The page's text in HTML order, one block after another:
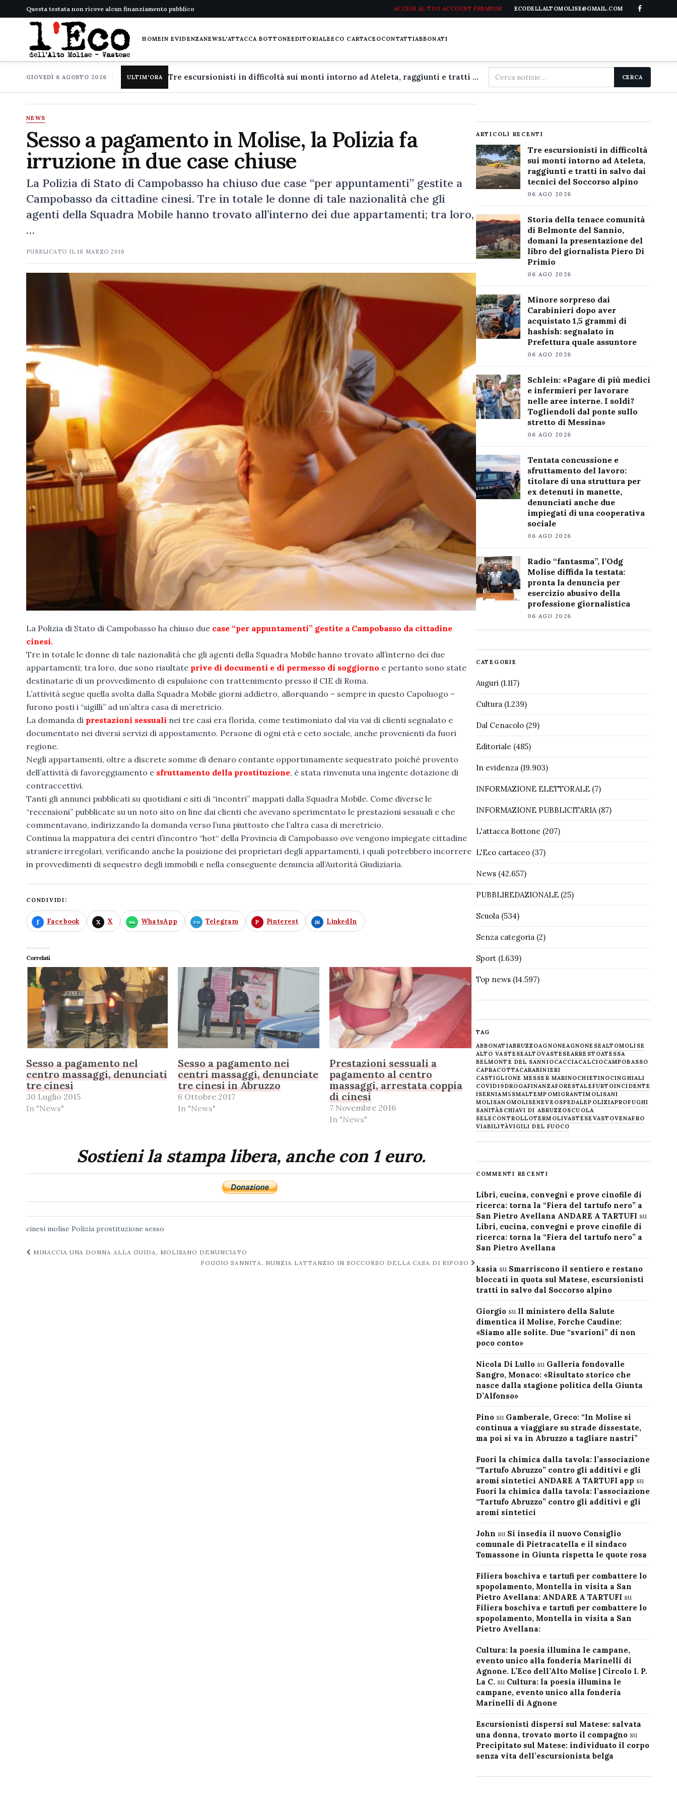
Questa testata non riceve alcun finanziamento pubblico ACCEDI AL TUO ACCOUNT PREMIUM ECODELLALTOMOLISE@GMAIL.COM
HOMEIN EVIDENZANEWSL'ATTACCA BOTTONEEDITORIALEECO CARTACEOCONTATTIABBONATI
GIOVEDÌ 6 AGOSTO 2026 ULTIM'ORA Tre escursionisti in difficoltà sui monti intorno ad Ateleta, raggiunti e tratti in salvo dai tecnici del Soccorso alpino
Cerca
nel
CERCA
NEWS
Sesso a pagamento in Molise, la Polizia fa
irruzione in due case chiuse
La Polizia di Stato di Campobasso ha chiuso due case “per appuntamenti” gestite a
Campobasso da cittadine cinesi. Tre in totale le donne di tale nazionalità che gli
agenti della Squadra Mobile hanno trovato all’interno dei due appartamenti; tra loro,
…
PUBBLICATO IL18 MARZO 2016
La Polizia di Stato di Campobasso ha chiuso due case “per appuntamenti” gestite a Campobasso da cittadine
cinesi.
Tre in totale le donne di tale nazionalità che gli agenti della Squadra Mobile hanno trovato all’interno dei due
appartamenti; tra loro, due sono risultate prive di documenti e di permesso di soggiorno e pertanto sono state
destinatarie di un provvedimento di espulsione con trattenimento presso il CIE di Roma.
L’attività segue quella svolta dalla Squadra Mobile giorni addietro, allorquando – sempre in questo Capoluogo –
furono posti i “sigilli” ad un’altra casa di meretricio.
La domanda di prestazioni sessuali nei tre casi era florida, come testimoniato dal via vai di clienti segnalato e
documentato nei diversi servizi di appostamento. Persone di ogni età e ceto sociale, anche provenienti da fuori
regione.
Negli appartamenti, oltre a discrete somme di denaro contante opportunamente sequestrato poiché provento
dell’attività di favoreggiamento e sfruttamento della prostituzione, è stata rinvenuta una ingente dotazione di
contraccettivi.
Tanti gli annunci pubblicati su quotidiani e siti di “incontri” mappati dalla Squadra Mobile. Come diverse le
“recensioni” pubblicate su un noto sito on line dai clienti che avevano sperimentato le prestazioni sessuali e che
commentavano, indirizzando la domanda verso l’una piuttosto che l’altra casa di meretricio.
Continua la mappatura dei centri d’incontro “hot“ della Provincia di Campobasso ove vengono impiegate cittadine
straniere irregolari, verificando anche la posizione dei proprietari degli appartamenti, i quali potrebbero incorrere
in provvedimenti di sequestro degli immobili e nella conseguente denuncia all’Autorità Giudiziaria.
CONDIVIDI:
Facebook X WhatsApp Telegram Pinterest LinkedIn
Correlati
Sesso a pagamento nel
centro massaggi, denunciati
tre cinesi
30 Luglio 2015
In "News"
Sesso a pagamento nei
centri massaggi, denunciate
tre cinesi in Abruzzo
6 Ottobre 2017
In "News"
Prestazioni sessuali a
pagamento al centro
massaggi, arrestata coppia
di cinesi
7 Novembre 2016
In "News"
Sostieni la stampa libera, anche con 1 euro.
cinesi molise Polizia prostituzione sesso
Navigazione
MINACCIA UNA DONNA ALLA GUIDA, MOLISANO DENUNCIATO
POGGIO SANNITA, NUNZIA LATTANZIO IN SOCCORSO DELLA CASA DI RIPOSO
ARTICOLI RECENTI
Tre escursionisti in difficoltà
sui monti intorno ad Ateleta,
raggiunti e tratti in salvo dai
tecnici del Soccorso alpino
06 AGO 2026
Storia della tenace comunità
di Belmonte del Sannio,
domani la presentazione del
libro del giornalista Piero Di
Primio
06 AGO 2026
Minore sorpreso dai
Carabinieri dopo aver
acquistato 1,5 grammi di
hashish: segnalato in
Prefettura quale assuntore
06 AGO 2026
Schlein: «Pagare di più medici
e infermieri per lavorare
nelle aree interne. I soldi?
Togliendoli dal ponte sullo
stretto di Messina»
06 AGO 2026
Tentata concussione e
sfruttamento del lavoro:
titolare di una struttura per
ex detenuti in manette,
denunciati anche due
impiegati di una cooperativa
sociale
06 AGO 2026
Radio “fantasma”, l’Odg
Molise diffida la testata:
pronta la denuncia per
esercizio abusivo della
professione giornalistica
06 AGO 2026
CATEGORIE
Auguri(1.117)
Cultura(1.239)
Dal Cenacolo(29)
Editoriale (485)
In evidenza(19.903)
INFORMAZIONE ELETTORALE(7)
INFORMAZIONE PUBBLICITARIA(87)
L'attacca Bottone (207)
L'Eco cartaceo(37)
News(42.657)
PUBBLIREDAZIONALE(25)
Scuola(534)
Senza categoria(2)
Sport(1.639)
Top news(14.597)
TAG
ABBONATIABRUZZOAGNONEAGNONESEALTOMOLISE
ALTO VASTESEALTOVASTESEARRESTOATESSA
BELMONTE DEL SANNIOCACCIACALCIOCAMPOBASSO
CAPRACOTTACARABINIERI
CASTIGLIONE MESSER MARINOCHIETINOCINGHIALI
COVID19DROGAFINANZAFORESTALEFURTOINCIDENTE
ISERNIAM5SMALTEMPOMIGRANTIMOLISANI
MOLISANOMOLISENEVE OSPEDALEPOLIZIAPROFUGHI
SANITÀSCHIAVI DI ABRUZZOSCUOLA
SELECONTROLLOTERMOLIVASTESE VASTOVENAFRO
VIABILITÀVIGILI DEL FUOCO
COMMENTI RECENTI
Libri, cucina, convegni e prove cinofile di
ricerca: torna la “Fiera del tartufo nero” a
San Pietro Avellana ANDARE A TARTUFI su
Libri, cucina, convegni e prove cinofile di
ricerca: torna la “Fiera del tartufo nero” a
San Pietro Avellana
kasia su Smarriscono il sentiero e restano
bloccati in quota sul Matese, escursionisti
tratti in salvo dal Soccorso alpino
Giorgiosu Il ministero della Salute
dimentica il Molise, Forche Caudine:
«Siamo alle solite. Due “svarioni” di non
poco conto»
Nicola Di Lullosu Galleria fondovalle
Sangro, Monaco: «Risultato storico che
nasce dalla stagione politica della Giunta
D’Alfonso»
Pinosu Gamberale, Greco: “In Molise si
continua a viaggiare su strade dissestate,
ma poi si va in Abruzzo a tagliare nastri”
Fuori la chimica dalla tavola: l’associazione
“Tartufo Abruzzo” contro gli additivi e gli
aromi sintetici ANDARE A TARTUFI app su
Fuori la chimica dalla tavola: l’associazione
“Tartufo Abruzzo” contro gli additivi e gli
aromi sintetici
John su Si insedia il nuovo Consiglio
comunale di Pietracatella e il sindaco
Tomassone in Giunta rispetta le quote rosa
Filiera boschiva e tartufi per combattere lo
spopolamento, Montella in visita a San
Pietro Avellana: ANDARE A TARTUFI su
Filiera boschiva e tartufi per combattere lo
spopolamento, Montella in visita a San
Pietro Avellana:
Cultura: la poesia illumina le campane,
evento unico alla fonderia Marinelli di
Agnone. L’Eco dell’Alto Molise | Circolo I. P.
La C. su Cultura: la poesia illumina le
campane, evento unico alla fonderia
Marinelli di Agnone
Escursionisti dispersi sul Matese: salvata
una donna, trovato morto il compagnosu
Precipitato sul Matese: individuato il corpo
senza vita dell’escursionista belga